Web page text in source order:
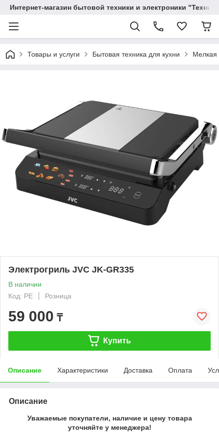
Интернет-магазин бытовой техники и электроники
Товары и услуги Бытовая техника для кухни Мелкая
Электрогриль JVC JK-GR335
В наличии
Код: PE
Розница
59 000 ₸
Купить
Описание Характеристики Доставка Оплата
Описание
Уважаемые покупатели, наличие и цену товара
уточняйте у менеджера!